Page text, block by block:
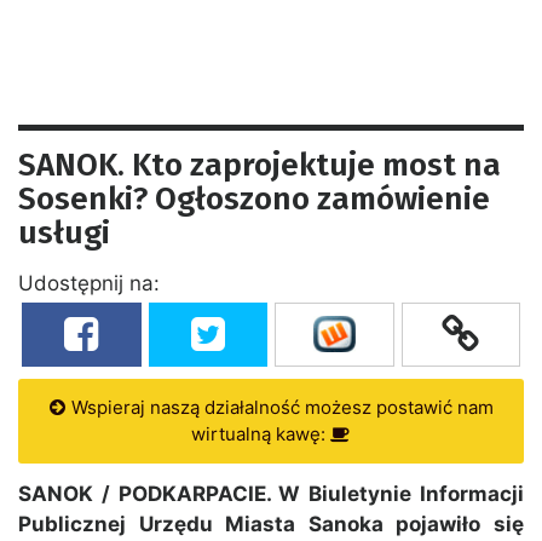
SANOK. Kto zaprojektuje most na
Sosenki? Ogłoszono zamówienie
usługi
Udostępnij na:
Wspieraj naszą działalność możesz postawić nam
wirtualną kawę:
SANOK / PODKARPACIE. W Biuletynie Informacji
Publicznej Urzędu Miasta Sanoka pojawiło się